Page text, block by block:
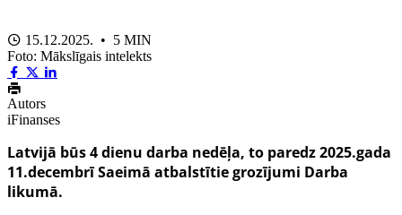
15.12.2025. • 5 MIN
Foto: Mākslīgais intelekts
Autors
iFinanses
Latvijā būs 4 dienu darba nedēļa, to paredz 2025.gada
11.decembrī Saeimā atbalstītie grozījumi Darba
likumā.